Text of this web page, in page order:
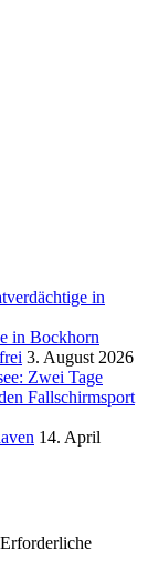
in
in Bockhorn
3. August 2026
Zwei Tage
Fallschirmsport
14. April
Erforderliche